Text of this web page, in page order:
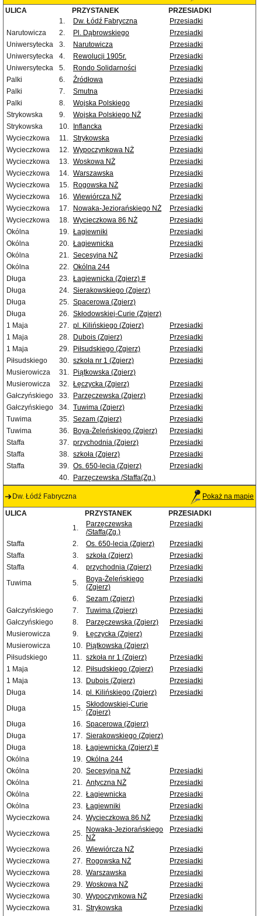
ULICA PRZYSTANEK
PRZESIADKI
1.
Dw. Łódź Fabryczna
Przesiadki
Narutowicza
2. Pl. Dąbrowskiego
Przesiadki
Uniwersytecka
3. Narutowicza
Przesiadki
Uniwersytecka
4. Rewolucji 1905r.
Przesiadki
Uniwersytecka
5. Rondo Solidarności
Przesiadki
Palki
6. Źródłowa
Przesiadki
Palki
7. Smutna
Przesiadki
Palki
8. Wojska Polskiego
Przesiadki
Strykowska
9. Wojska Polskiego NŻ
Przesiadki
Strykowska
10. Inflancka
Przesiadki
Wycieczkowa
11. Strykowska
Przesiadki
Wycieczkowa
12. Wypoczynkowa NŻ
Przesiadki
Wycieczkowa
13. Woskowa NŻ
Przesiadki
Wycieczkowa
14. Warszawska
Przesiadki
Wycieczkowa
15. Rogowska NŻ
Przesiadki
Wycieczkowa
16. Wiewiórcza NŻ
Przesiadki
Wycieczkowa
17. Nowaka-Jeziorańskiego NŻ
Przesiadki
Wycieczkowa
18. Wycieczkowa 86 NŻ
Przesiadki
Okólna
19. Łagiewniki
Przesiadki
Okólna
20. Łagiewnicka
Przesiadki
Okólna
21. Secesyjna NŻ
Przesiadki
Okólna
22. Okólna 244
Długa
23. Łagiewnicka (Zgierz) #
Długa
24. Sierakowskiego (Zgierz)
Długa
25. Spacerowa (Zgierz)
Długa
26. Skłodowskiej-Curie (Zgierz)
1 Maja
27. pl. Kilińskiego (Zgierz)
Przesiadki
1 Maja
28. Dubois (Zgierz)
Przesiadki
1 Maja
29. Piłsudskiego (Zgierz)
Przesiadki
Piłsudskiego
30. szkoła nr 1 (Zgierz)
Przesiadki
Musierowicza
31.
Piątkowska (Zgierz)
Musierowicza
32. Łęczycka (Zgierz)
Przesiadki
Gałczyńskiego
33. Parzęczewska (Zgierz)
Przesiadki
Gałczyńskiego
34. Tuwima (Zgierz)
Przesiadki
Tuwima
35. Sezam (Zgierz)
Przesiadki
Tuwima
36. Boya-Żeleńskiego (Zgierz)
Przesiadki
Staffa
37. przychodnia (Zgierz)
Przesiadki
Staffa
38. szkoła (Zgierz)
Przesiadki
Staffa
39. Os. 650-lecia (Zgierz)
Przesiadki
40.
Parzęczewska /Staffa(Zg.)
Dw. Łódź Fabryczna Pokaż na mapie
ULICA PRZYSTANEK
PRZESIADKI
1.
Parzęczewska
/Staffa(Zg.)
Przesiadki
Staffa 2. Os. 650-lecia (Zgierz)
Przesiadki
Staffa
3. szkoła (Zgierz)
Przesiadki
Staffa
4. przychodnia (Zgierz)
Przesiadki
Tuwima
5.
Boya-Żeleńskiego
(Zgierz)
Przesiadki
6. Sezam (Zgierz)
Przesiadki
Gałczyńskiego
7. Tuwima (Zgierz)
Przesiadki
Gałczyńskiego
8. Parzęczewska (Zgierz)
Przesiadki
Musierowicza
9. Łęczycka (Zgierz)
Przesiadki
Musierowicza
10. Piątkowska (Zgierz)
Piłsudskiego
11. szkoła nr 1 (Zgierz)
Przesiadki
1 Maja
12. Piłsudskiego (Zgierz)
Przesiadki
1 Maja
13. Dubois (Zgierz)
Przesiadki
Długa
14. pl. Kilińskiego (Zgierz)
Przesiadki
Długa
15. Skłodowskiej-Curie
(Zgierz)
Długa
16. Spacerowa (Zgierz)
Długa
17. Sierakowskiego (Zgierz)
Długa
18. Łagiewnicka (Zgierz) #
Okólna
19. Okólna 244
Okólna
20. Secesyjna NŻ
Przesiadki
Okólna
21. Antyczna NŻ
Przesiadki
Okólna
22. Łagiewnicka
Przesiadki
Okólna
23. Łagiewniki
Przesiadki
Wycieczkowa
24. Wycieczkowa 86 NŻ
Przesiadki
Wycieczkowa
25. Nowaka-Jeziorańskiego
NŻ
Przesiadki
Wycieczkowa 26. Wiewiórcza NŻ
Przesiadki
Wycieczkowa
27. Rogowska NŻ
Przesiadki
Wycieczkowa
28. Warszawska
Przesiadki
Wycieczkowa
29. Woskowa NŻ
Przesiadki
Wycieczkowa
30. Wypoczynkowa NŻ
Przesiadki
Wycieczkowa
31. Strykowska
Przesiadki